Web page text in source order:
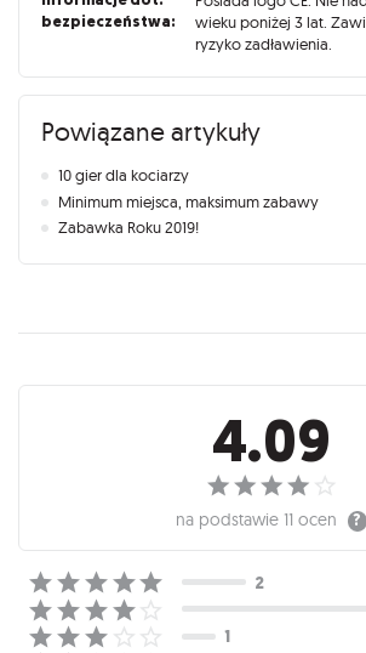
bezpieczeństwa:
wieku poniżej 3 lat.
ryzyko zadławienia.
Powiązane artykuły
10 gier dla kociarzy
Minimum miejsca, maksimum zabawy
Zabawka Roku 2019!
Recenzje
4.09
na podstawie 11 ocen